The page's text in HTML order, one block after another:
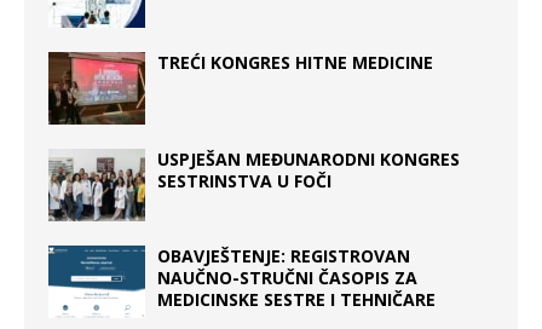
TREĆI KONGRES HITNE MEDICINE
USPJEŠAN MEĐUNARODNI KONGRES
SESTRINSTVA U FOČI
OBAVJEŠTENJE: REGISTROVAN
NAUČNO-STRUČNI ČASOPIS ZA
MEDICINSKE SESTRE I TEHNIČARE